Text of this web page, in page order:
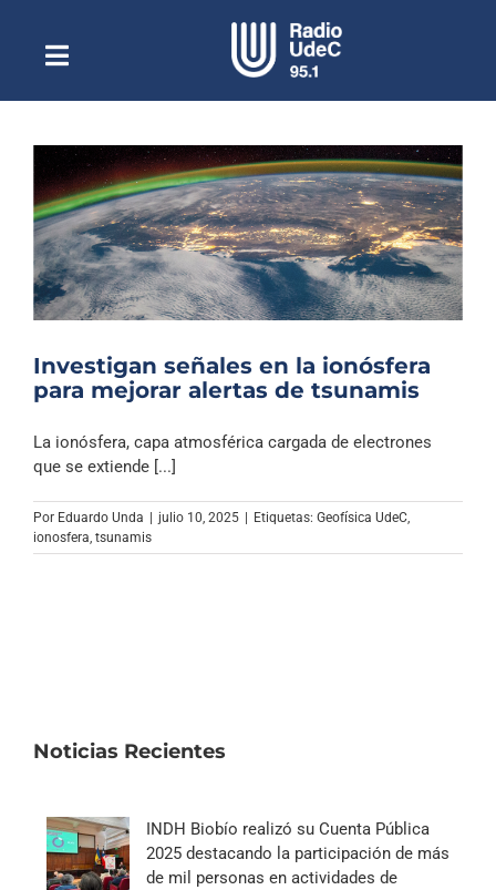
contenidoToggle
NavigationEscuchar Radio UdeC en vivo
Quiénes Somos
Programación
Podcast
Noticias
Columnas
Archivo Sonoro
Investigan señales en la ionósfera
para mejorar alertas de tsunamis
La ionósfera, capa atmosférica cargada de electrones
que se extiende [...]
Por Eduardo Unda | julio 10, 2025 | Etiquetas: Geofísica UdeC
ionosfera tsunamis
Noticias Recientes
INDH Biobío realizó su Cuenta Pública
2025 destacando la participación de más
de mil personas en actividades de